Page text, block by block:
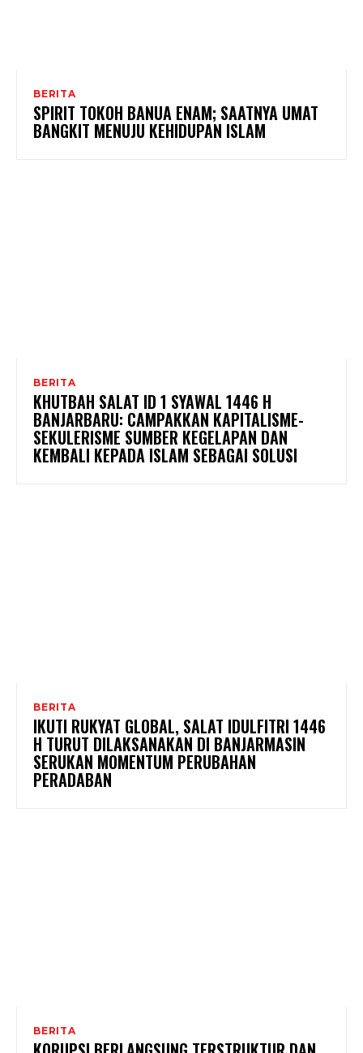
BERITA
SPIRIT TOKOH BANUA ENAM; SAATNYA UMAT
BANGKIT MENUJU KEHIDUPAN ISLAM
BERITA
KHUTBAH SALAT ID 1 SYAWAL 1446 H
BANJARBARU: CAMPAKKAN KAPITALISME-
SEKULERISME SUMBER KEGELAPAN DAN
KEMBALI KEPADA ISLAM SEBAGAI SOLUSI
BERITA
IKUTI RUKYAT GLOBAL, SALAT IDULFITRI 1446
H TURUT DILAKSANAKAN DI BANJARMASIN
SERUKAN MOMENTUM PERUBAHAN
PERADABAN
BERITA